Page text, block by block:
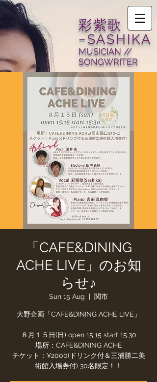
​彩紫歌
−SASHIKA
MUSICIAN //
SONGWRITER
「CAFE&DINING
ACHE LIVE」のお知
らせ♪
Sun 15 Aug
  |
関市
大野企画「CAFE&DINING ACHE LIVE」
８月１５日(日) open 15:15 start 15:30
場所：CAFE&DINING ACHE
チケット：¥2000(ドリンク付＆三浦勝二美
術館入場券付) 30名限定！！